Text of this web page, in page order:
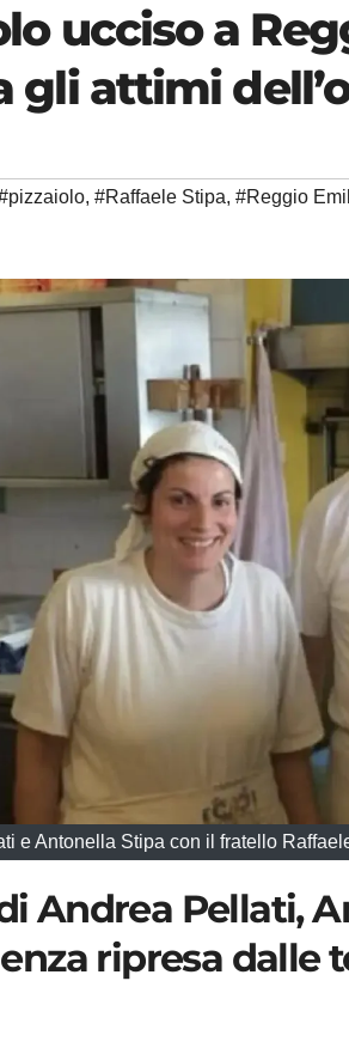
ucciso a
gli attimi
, #Raffaele Stipa, #Reggio
e Antonella Stipa con il fratello
Andrea Pellati,
ripresa dalle